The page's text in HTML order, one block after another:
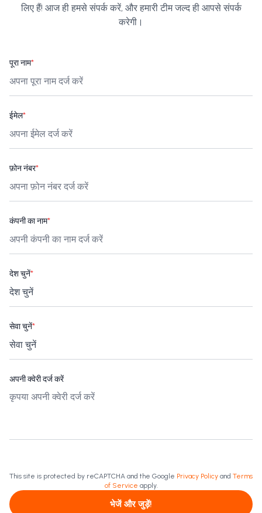
लिए हैं! आज ही हमसे संपर्क करें, और हमारी टीम जल्द ही आपसे संपर्क
करेगी।
पूरा नाम*
ईमेल*
फ़ोन नंबर*
कंपनी का नाम*
देश चुनें*
सेवा चुनें*
अपनी क्वेरी दर्ज करें
This site is protected by reCAPTCHA and the Google Privacy Policy and Terms
of Service apply.
भेजें और जुड़ें!